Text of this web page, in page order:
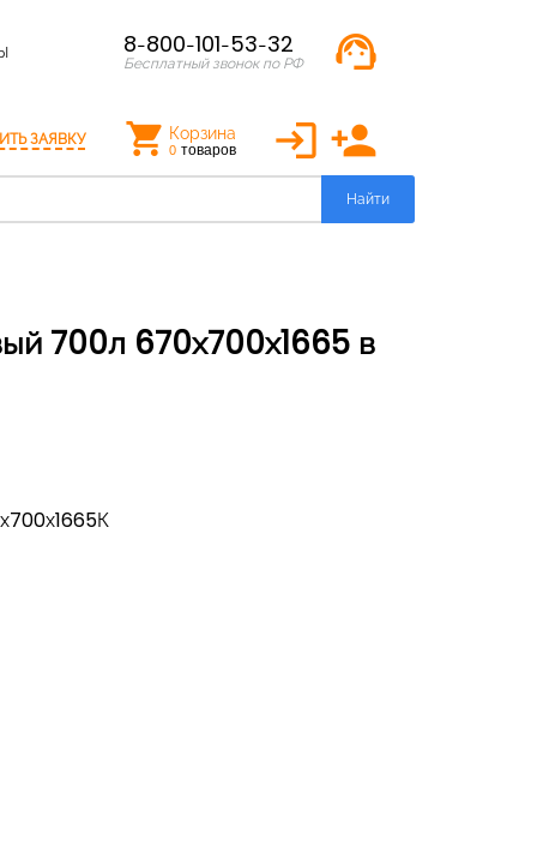
8-800-101-53-32
Бесплатный звонок по РФ support_agent
ЗАЯВКУ Корзина
0 товаров login person_add
Найти